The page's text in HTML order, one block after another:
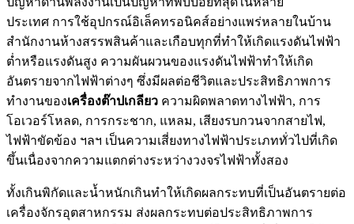
ประเทศ การใช้อุปกรณ์อิเล็คทรอนิคส์อย่างแพร่หลายในบ้าน
สำนักงานห้างสรรพสินค้าและเกือบทุกที่ทำให้เกิดแรงดันไฟฟ้า
ต่ำหรือแรงดันสูง ความผันผวนของแรงดันไฟฟ้าทำให้เกิด
อันตรายจากไฟฟ้าต่างๆ ซึ่งมีผลต่อชีวิตและประสิทธิภาพการ
ทำงานของเครื่องต๊าปเกลียว ความผิดพลาดทางไฟฟ้า, การ
โอเวอร์โหลด, การกระชาก, แหลม, เสียงรบกวนจากสายไฟ,
ไฟฟ้าขัดข้อง ฯลฯ เป็นความเสี่ยงทางไฟฟ้าประเภททั่วไปที่เกิด
ขึ้นเนื่องจากความแตกต่างระหว่างวงจรไฟฟ้าทั้งสอง
ทั้งเกินพิกัดและน้ำหนักเกินทำให้เกิดผลกระทบที่เป็นอันตรายต่อ
เครื่องจักรอุตสาหกรรม ส่งผลกระทบต่อประสิทธิภาพการ